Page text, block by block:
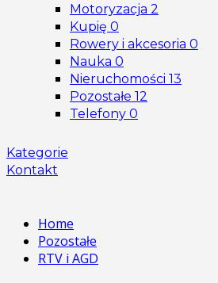
Motoryzacja 2
Kupię 0
Rowery i akcesoria 0
Nauka 0
Nieruchomości 13
Pozostałe 12
Telefony 0
Kategorie
Kontakt
Home
Pozostałe
RTV i AGD